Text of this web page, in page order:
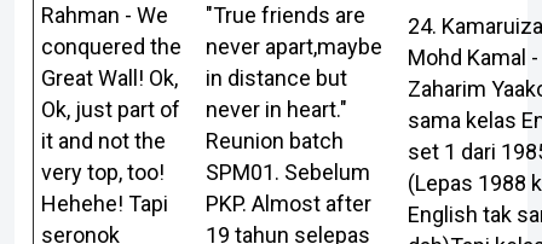
Rahman - We
conquered the
Great Wall! Ok,
Ok, just part of
it and not the
very top, too!
Hehehe! Tapi
seronok
"True friends are
never apart,maybe
in distance but
never in heart."
Reunion batch
SPM01. Sebelum
PKP. Almost after
19 tahun selepas
24.
Mohd Kamal
Zaharim
sama kelas
set 1 dari
(Lepas 1988
English tak